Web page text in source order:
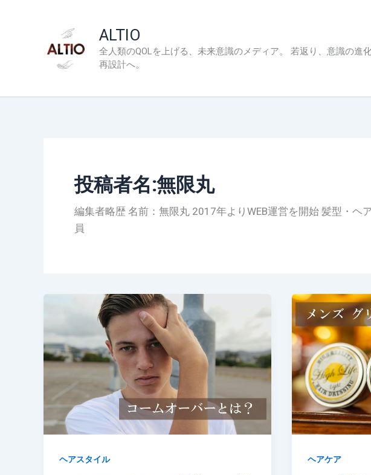
ALTIO
全人類のQOLを上げる、未来意識のメディア。 若返り、意識の進
再設計へ。
投稿者名:無限丸
編集者略歴 名前：無限丸 2017年よりWEB運営を開始 髪型・
員
ヘアスタイル ヘアケア